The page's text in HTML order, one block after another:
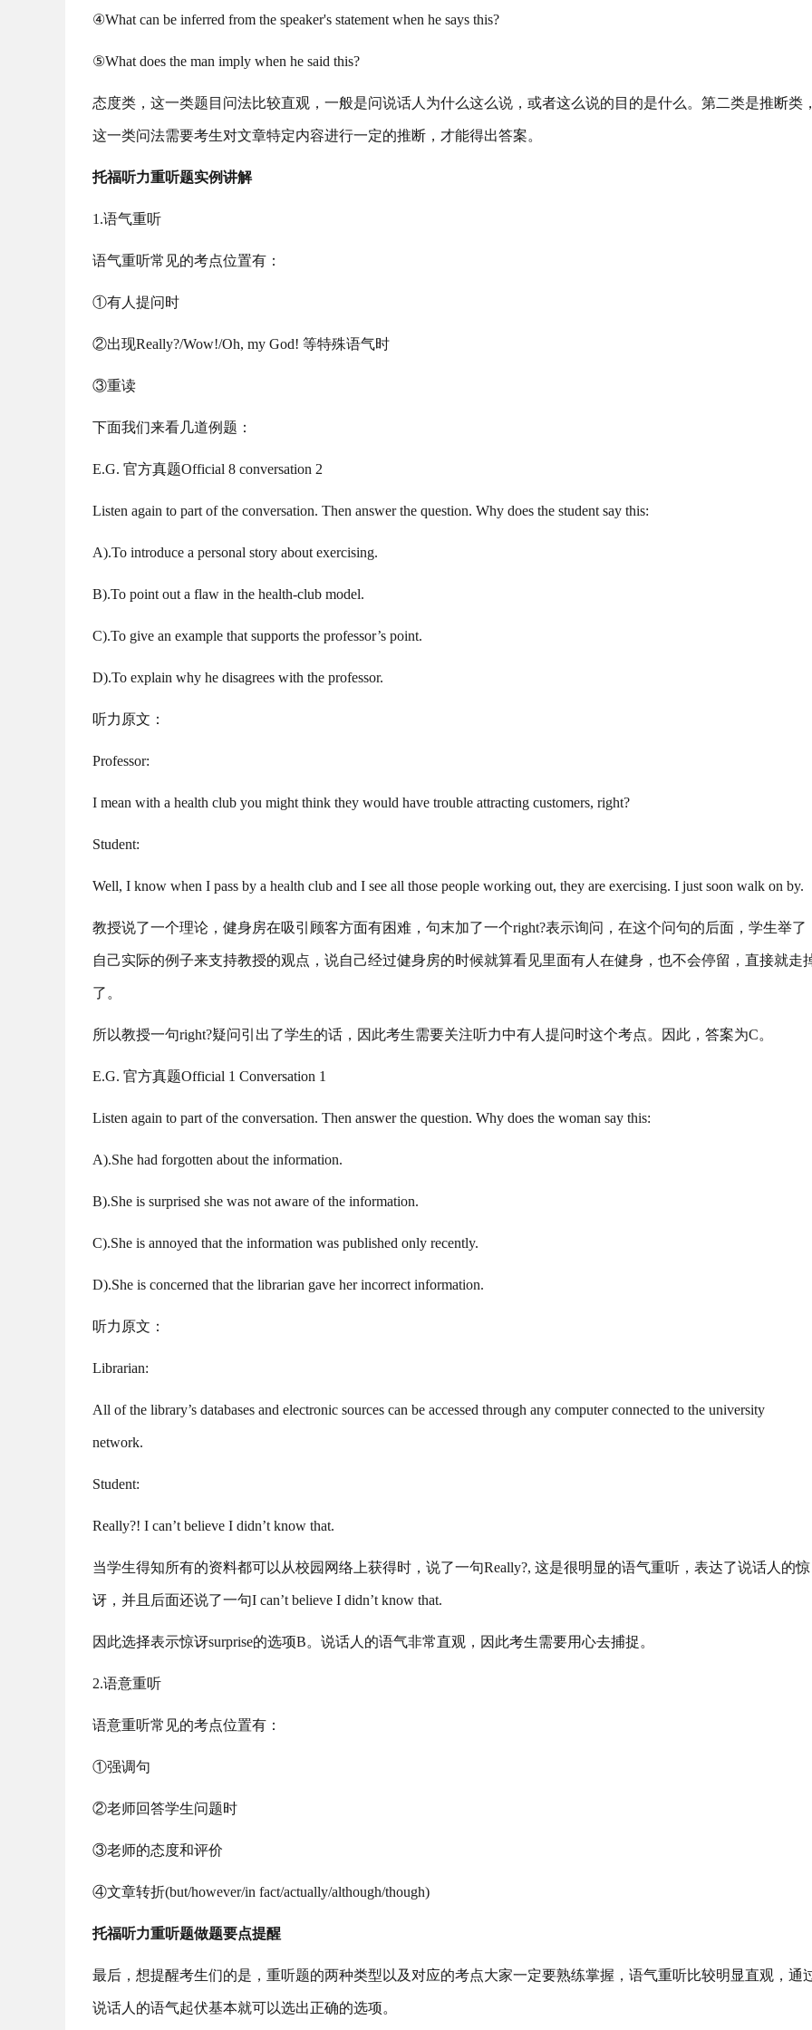
④What can be inferred from the speaker's statement when he says this?
⑤What does the man imply when he said this?
态度类，这一类题目问法比较直观，一般是问说话人为什么这么说，或者这么说的目的是什么。第二类是推断类
这一类问法需要考生对文章特定内容进行一定的推断，才能得出答案。
托福听力重听题实例讲解
1.语气重听
语气重听常见的考点位置有：
①有人提问时
②出现Really?/Wow!/Oh, my God! 等特殊语气时
③重读
下面我们来看几道例题：
E.G. 官方真题Official 8 conversation 2
Listen again to part of the conversation. Then answer the question. Why does the student say this:
A).To introduce a personal story about exercising.
B).To point out a flaw in the health-club model.
C).To give an example that supports the professor’s point.
D).To explain why he disagrees with the professor.
听力原文：
Professor:
I mean with a health club you might think they would have trouble attracting customers, right?
Student:
Well, I know when I pass by a health club and I see all those people working out, they are exercising. I just soon walk on by.
教授说了一个理论，健身房在吸引顾客方面有困难，句末加了一个right?表示询问，在这个问句的后面，学生举了
自己实际的例子来支持教授的观点，说自己经过健身房的时候就算看见里面有人在健身，也不会停留，直接就走
了。
所以教授一句right?疑问引出了学生的话，因此考生需要关注听力中有人提问时这个考点。因此，答案为C。
E.G. 官方真题Official 1 Conversation 1
Listen again to part of the conversation. Then answer the question. Why does the woman say this:
A).She had forgotten about the information.
B).She is surprised she was not aware of the information.
C).She is annoyed that the information was published only recently.
D).She is concerned that the librarian gave her incorrect information.
听力原文：
Librarian:
All of the library’s databases and electronic sources can be accessed through any computer connected to the university
network.
Student:
Really?! I can’t believe I didn’t know that.
当学生得知所有的资料都可以从校园网络上获得时，说了一句Really?, 这是很明显的语气重听，表达了说话人的惊
讶，并且后面还说了一句I can’t believe I didn’t know that.
因此选择表示惊讶surprise的选项B。说话人的语气非常直观，因此考生需要用心去捕捉。
2.语意重听
语意重听常见的考点位置有：
①强调句
②老师回答学生问题时
③老师的态度和评价
④文章转折(but/however/in fact/actually/although/though)
托福听力重听题做题要点提醒
最后，想提醒考生们的是，重听题的两种类型以及对应的考点大家一定要熟练掌握，语气重听比较明显直观，通
说话人的语气起伏基本就可以选出正确的选项。